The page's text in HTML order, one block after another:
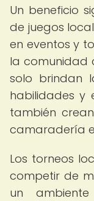
Un beneficio
de juegos
en eventos y
la comunidad
solo brindan
habilidades y
también
camaradería
Los torneos
competir de
un